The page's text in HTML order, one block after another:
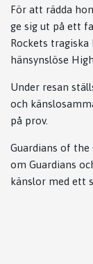
För att rädda
ge sig ut på ett
Rockets tragiska
hänsynslöse
Under resan
och
på prov.
Guardians of the
om Guardians
känslor med ett